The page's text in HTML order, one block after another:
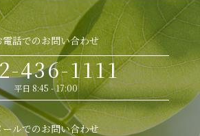
電話でのお問い合わせ
436-1111
平日 8:45 - 17:00
ールでのお問い合わせ